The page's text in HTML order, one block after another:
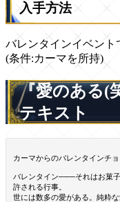
入手方法
バレンタインイベント
(条件:カーマを所持)
『愛のある(
テキスト
カーマからのバレンタインチョ
バレンタイン───それはお菓
許される行事。
世には数多の愛がある。純粋な